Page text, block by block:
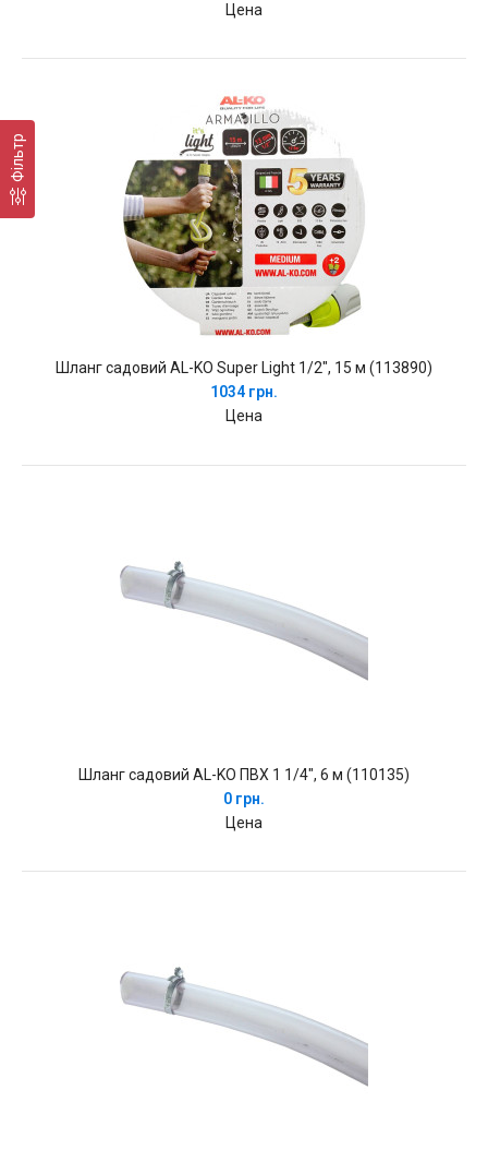
Фільтр
Цена
Шланг садовий AL-KO Super Light 1/2", 15 м (113890)
1034 грн.
Цена
Шланг садовий AL-KO ПВХ 1 1/4", 6 м (110135)
0 грн.
Цена